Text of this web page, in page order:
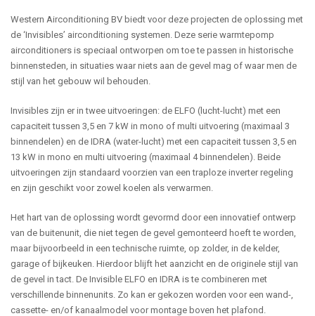
Western Airconditioning BV biedt voor deze projecten de oplossing met
de ‘Invisibles’ airconditioning systemen. Deze serie warmtepomp
airconditioners is speciaal ontworpen om toe te passen in historische
binnensteden, in situaties waar niets aan de gevel mag of waar men de
stijl van het gebouw wil behouden.
Invisibles zijn er in twee uitvoeringen: de ELFO (lucht-lucht) met een
capaciteit tussen 3,5 en 7 kW in mono of multi uitvoering (maximaal 3
binnendelen) en de IDRA (water-lucht) met een capaciteit tussen 3,5 en
13 kW in mono en multi uitvoering (maximaal 4 binnendelen). Beide
uitvoeringen zijn standaard voorzien van een traploze inverter regeling
en zijn geschikt voor zowel koelen als verwarmen.
Het hart van de oplossing wordt gevormd door een innovatief ontwerp
van de buitenunit, die niet tegen de gevel gemonteerd hoeft te worden,
maar bijvoorbeeld in een technische ruimte, op zolder, in de kelder,
garage of bijkeuken. Hierdoor blijft het aanzicht en de originele stijl van
de gevel in tact. De Invisible ELFO en IDRA is te combineren met
verschillende binnenunits. Zo kan er gekozen worden voor een wand-,
cassette- en/of kanaalmodel voor montage boven het plafond.